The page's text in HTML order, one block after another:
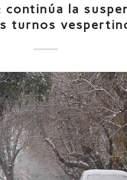
la
turnos